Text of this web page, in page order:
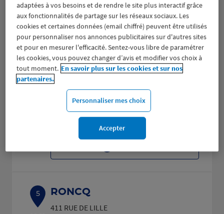
Voir plus
24.98
LA MADELEINE
152 RUE DU GENERAL DE GAULLE
59110 LA MADELEINE
(191 avis)
Fermé actuellement
5
RONCQ
411 RUE DE LILLE
adaptées à vos besoins et de rendre le site plus interactif grâce
aux fonctionnalités de partage sur les réseaux sociaux. Les
cookies et certaines données (email chiffré) peuvent être utilisés
pour personnaliser nos annonces publicitaires sur d'autres sites
et pour en mesurer l'efficacité. Sentez-vous libre de paramétrer
les cookies, vous pouvez changer d’avis et modifier vos choix à
tout moment. En savoir plus sur les cookies et sur nos
partenaires.
Personnaliser mes choix
Accepter